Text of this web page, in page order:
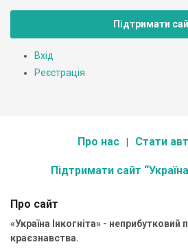
Підтримати
Вхід
Реєстрація
Про нас Стати
Підтримати сайт
Про сайт
«Україна Інкогніта» - неприбутковий
краєзнавства.